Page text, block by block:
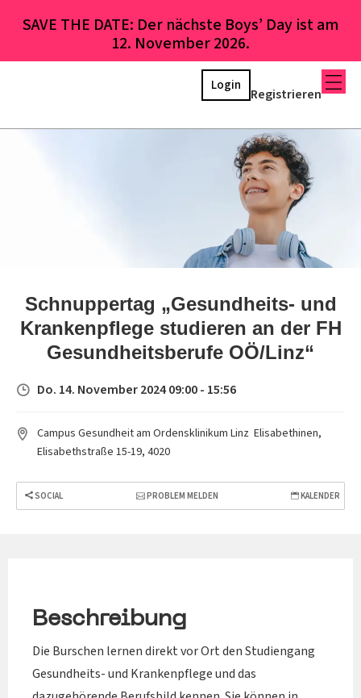
SAVE THE DATE: Der nächste Boys’ Day ist am
12. November 2026.
Registrieren
Login
Schnuppertag „Gesundheits- und
Krankenpflege studieren an der FH
Gesundheitsberufe OÖ/Linz“
Do. 14. November 2024 09:00 - 15:56
Campus Gesundheit am Ordensklinikum Linz  Elisabethinen,
Elisabethstraße 15-19, 4020
SOCIAL PROBLEM MELDEN KALENDER
Beschreibung
Die Burschen lernen direkt vor Ort den Studiengang
Gesundheits- und Krankenpflege und das